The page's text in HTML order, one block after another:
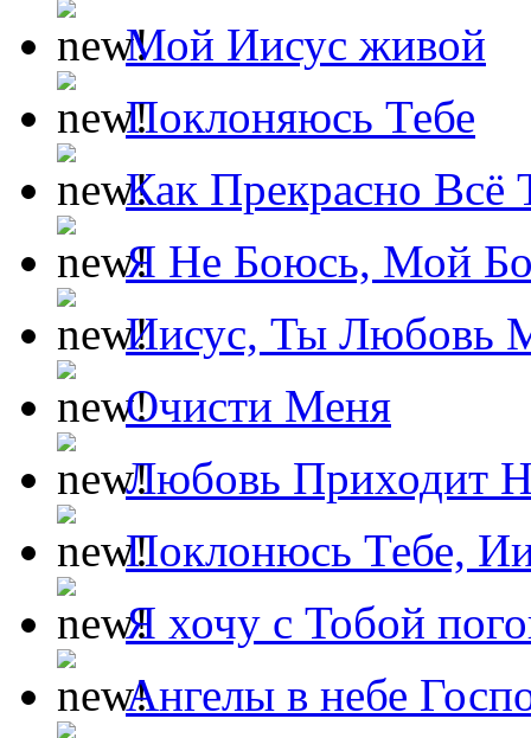
Мой Иисус живой
Поклоняюсь Тебе
Как Прекрасно Всё
Я Не Боюсь, Мой
Иисус, Ты Любовь
Очисти Меня
Любовь Приходит
Поклонюсь Тебе,
Я хочу с Тобой
Ангелы в небе